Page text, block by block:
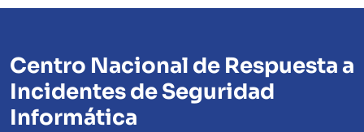
Centro Nacional de Respuesta a
Incidentes de Seguridad
Informática